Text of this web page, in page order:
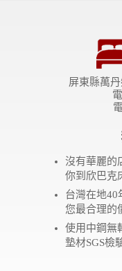
屏東縣萬
沒有華麗的
你到欣巴克
台灣在地40
您最合理的
使用中鋼無
墊材SGS檢